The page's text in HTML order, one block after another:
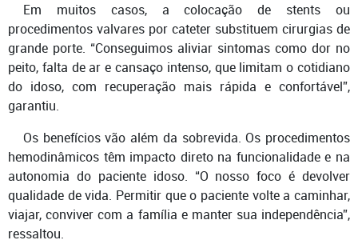
Em muitos casos, a colocação de stents ou
procedimentos valvares por cateter substituem cirurgias de
grande porte. “Conseguimos aliviar sintomas como dor no
peito, falta de ar e cansaço intenso, que limitam o cotidiano
do idoso, com recuperação mais rápida e confortável”,
garantiu.
Os benefícios vão além da sobrevida. Os procedimentos
hemodinâmicos têm impacto direto na funcionalidade e na
autonomia do paciente idoso. “O nosso foco é devolver
qualidade de vida. Permitir que o paciente volte a caminhar,
viajar, conviver com a família e manter sua independência”,
ressaltou.